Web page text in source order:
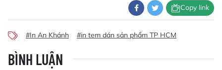
Copy link
#In An Khánh #in tem dán sản phẩm TP HCM
BÌNH LUẬN